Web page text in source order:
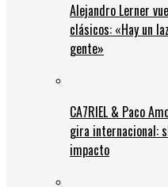
Alejandro Lerner
clásicos: «Hay un
gente»
CA7RIEL & Paco
gira internacional:
impacto